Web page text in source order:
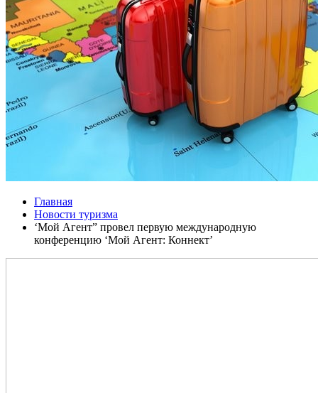
Главная
Новости туризма
‘Мой Агент” провел первую международную
конференцию ‘Мой Агент: Коннект’